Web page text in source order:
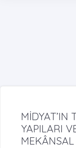
MİDYAT’IN
YAPILARI